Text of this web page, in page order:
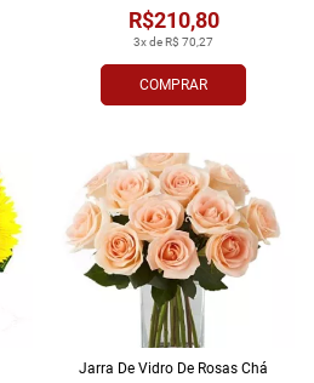
COMPRAR
3x de R$ 70,27
R$210,80
Jarra De Vidro De Rosas Chá